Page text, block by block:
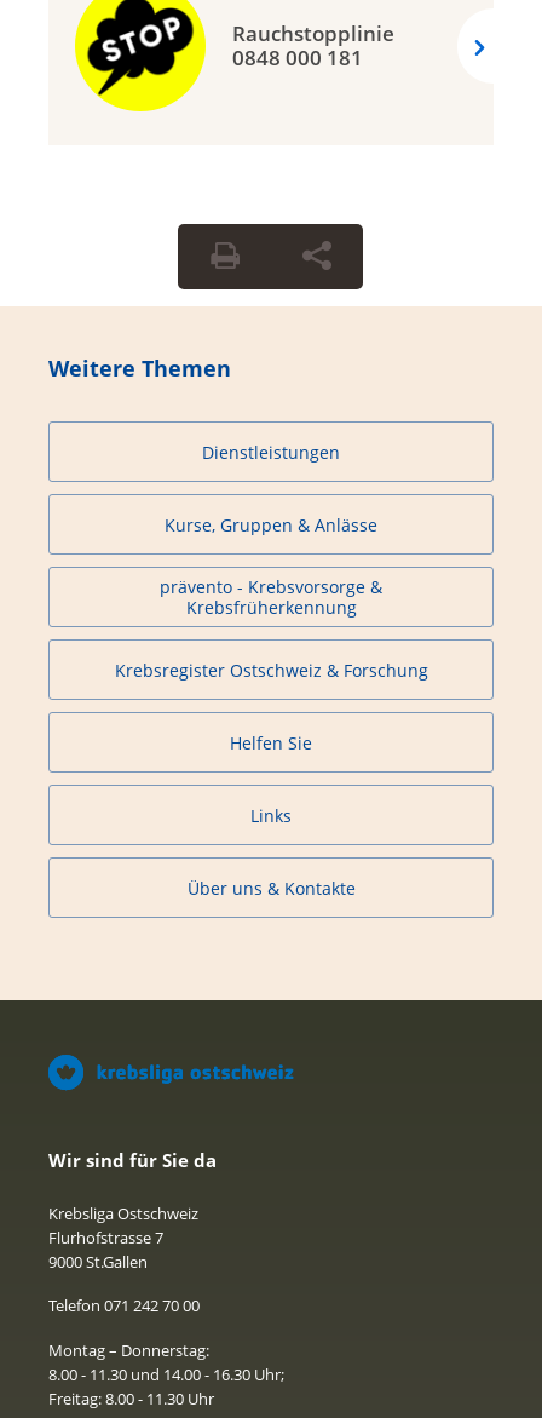
Rauchstopplinie
0848 000 181
Weitere Themen
Dienstleistungen
Kurse, Gruppen & Anlässe
prävento - Krebsvorsorge &
Krebsfrüherkennung
Krebsregister Ostschweiz & Forschung
Helfen Sie
Links
Über uns & Kontakte
Wir sind für Sie da
Krebsliga Ostschweiz
Flurhofstrasse 7
9000 St.Gallen
Telefon 071 242 70 00
Montag – Donnerstag:
8.00 - 11.30 und 14.00 - 16.30 Uhr;
Freitag: 8.00 - 11.30 Uhr